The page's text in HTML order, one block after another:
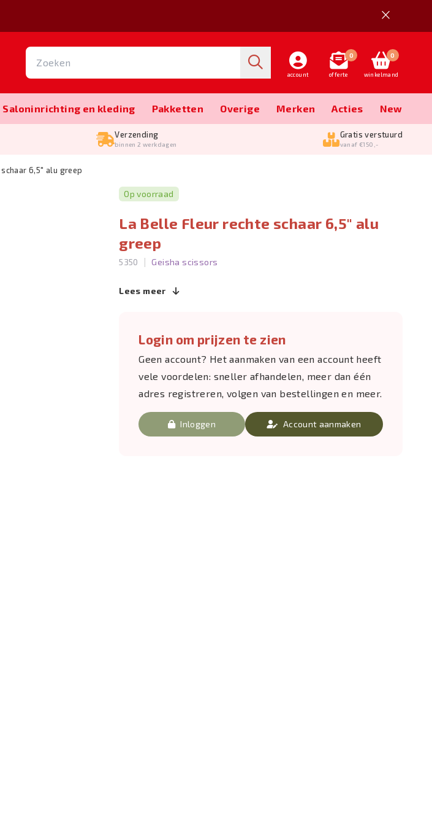
account
0
offerte
0
winkelmand
Salon­inrichting en kleding Pakketten Overige Merken Acties New
Verzending
binnen 2 werkdagen
Gratis verstuurd
vanaf €150,-
6,5" alu greep
Op voorraad
La Belle Fleur rechte schaar 6,5" alu
greep
5350 | Geisha scissors
Lees meer
Login om prijzen te zien
Geen account? Het aanmaken van een account heeft
vele voordelen: sneller afhandelen, meer dan één
adres registreren, volgen van bestellingen en meer.
Inloggen Account aanmaken